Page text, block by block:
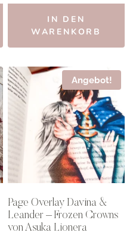
IN DEN
WARENKORB
Angebot!
Page Overlay Davina &
Leander – Frozen Crowns
von Asuka Lionera